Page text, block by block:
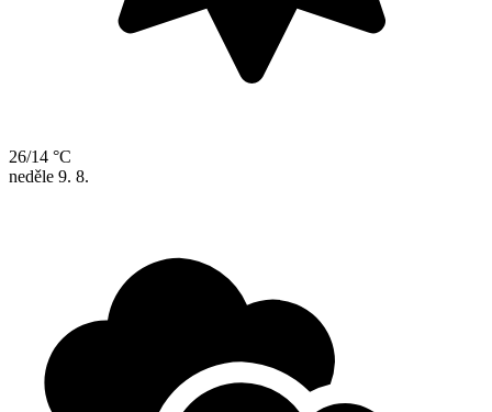
26/14 °C
neděle 9. 8.